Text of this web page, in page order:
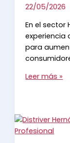
productos
Distriver
Hernández
22/05/2026
En el sector
experiencia
para
Galletas
el
Leer más »